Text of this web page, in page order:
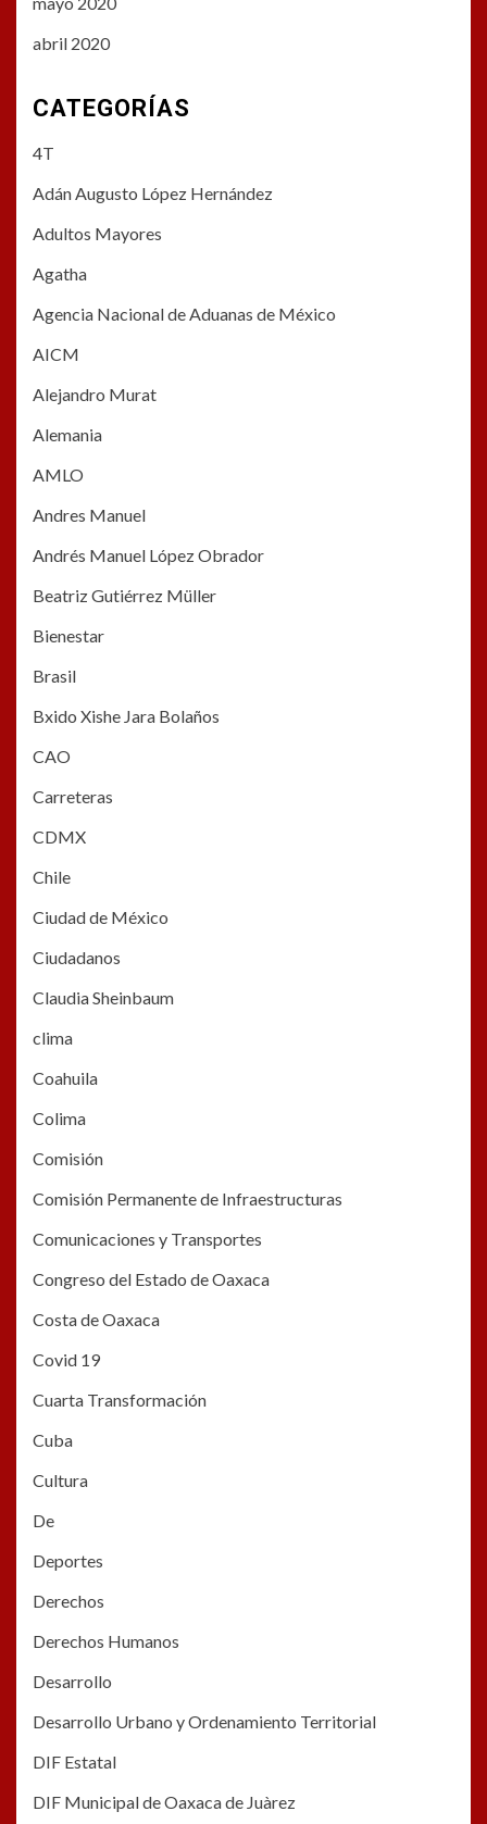
abril 2020
CATEGORÍAS
4T
Adán Augusto López Hernández
Adultos Mayores
Agatha
Agencia Nacional de Aduanas de México
AICM
Alejandro Murat
Alemania
AMLO
Andres Manuel
Andrés Manuel López Obrador
Beatriz Gutiérrez Müller
Bienestar
Brasil
Bxido Xishe Jara Bolaños
CAO
Carreteras
CDMX
Chile
Ciudad de México
Ciudadanos
Claudia Sheinbaum
clima
Coahuila
Colima
Comisión
Comisión Permanente de Infraestructuras
Comunicaciones y Transportes
Congreso del Estado de Oaxaca
Costa de Oaxaca
Covid 19
Cuarta Transformación
Cuba
Cultura
De
Deportes
Derechos
Derechos Humanos
Desarrollo
Desarrollo Urbano y Ordenamiento Territorial
DIF Estatal
DIF Municipal de Oaxaca de Juàrez